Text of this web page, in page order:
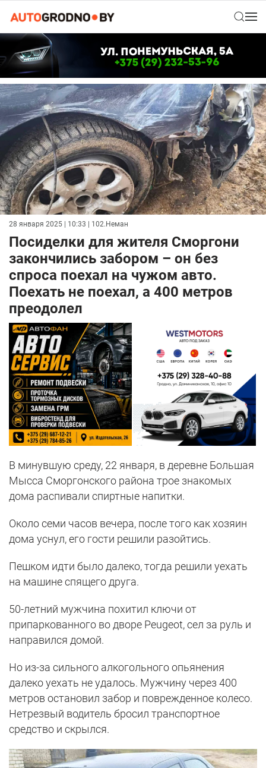
28 января 2025 | 10:33 | 102.Неман
Посиделки для жителя Сморгони
закончились забором – он без
спроса поехал на чужом авто.
Поехать не поехал, а 400 метров
преодолел
В минувшую среду, 22 января, в деревне Большая
Мысса Сморгонского района трое знакомых
дома распивали спиртные напитки.
Около семи часов вечера, после того как хозяин
дома уснул, его гости решили разойтись.
Пешком идти было далеко, тогда решили уехать
на машине спящего друга.
50-летний мужчина похитил ключи от
припаркованного во дворе Peugeot, сел за руль и
направился домой.
Но из-за сильного алкогольного опьянения
далеко уехать не удалось. Мужчину через 400
метров остановил забор и поврежденное колесо.
Нетрезвый водитель бросил транспортное
средство и скрылся.